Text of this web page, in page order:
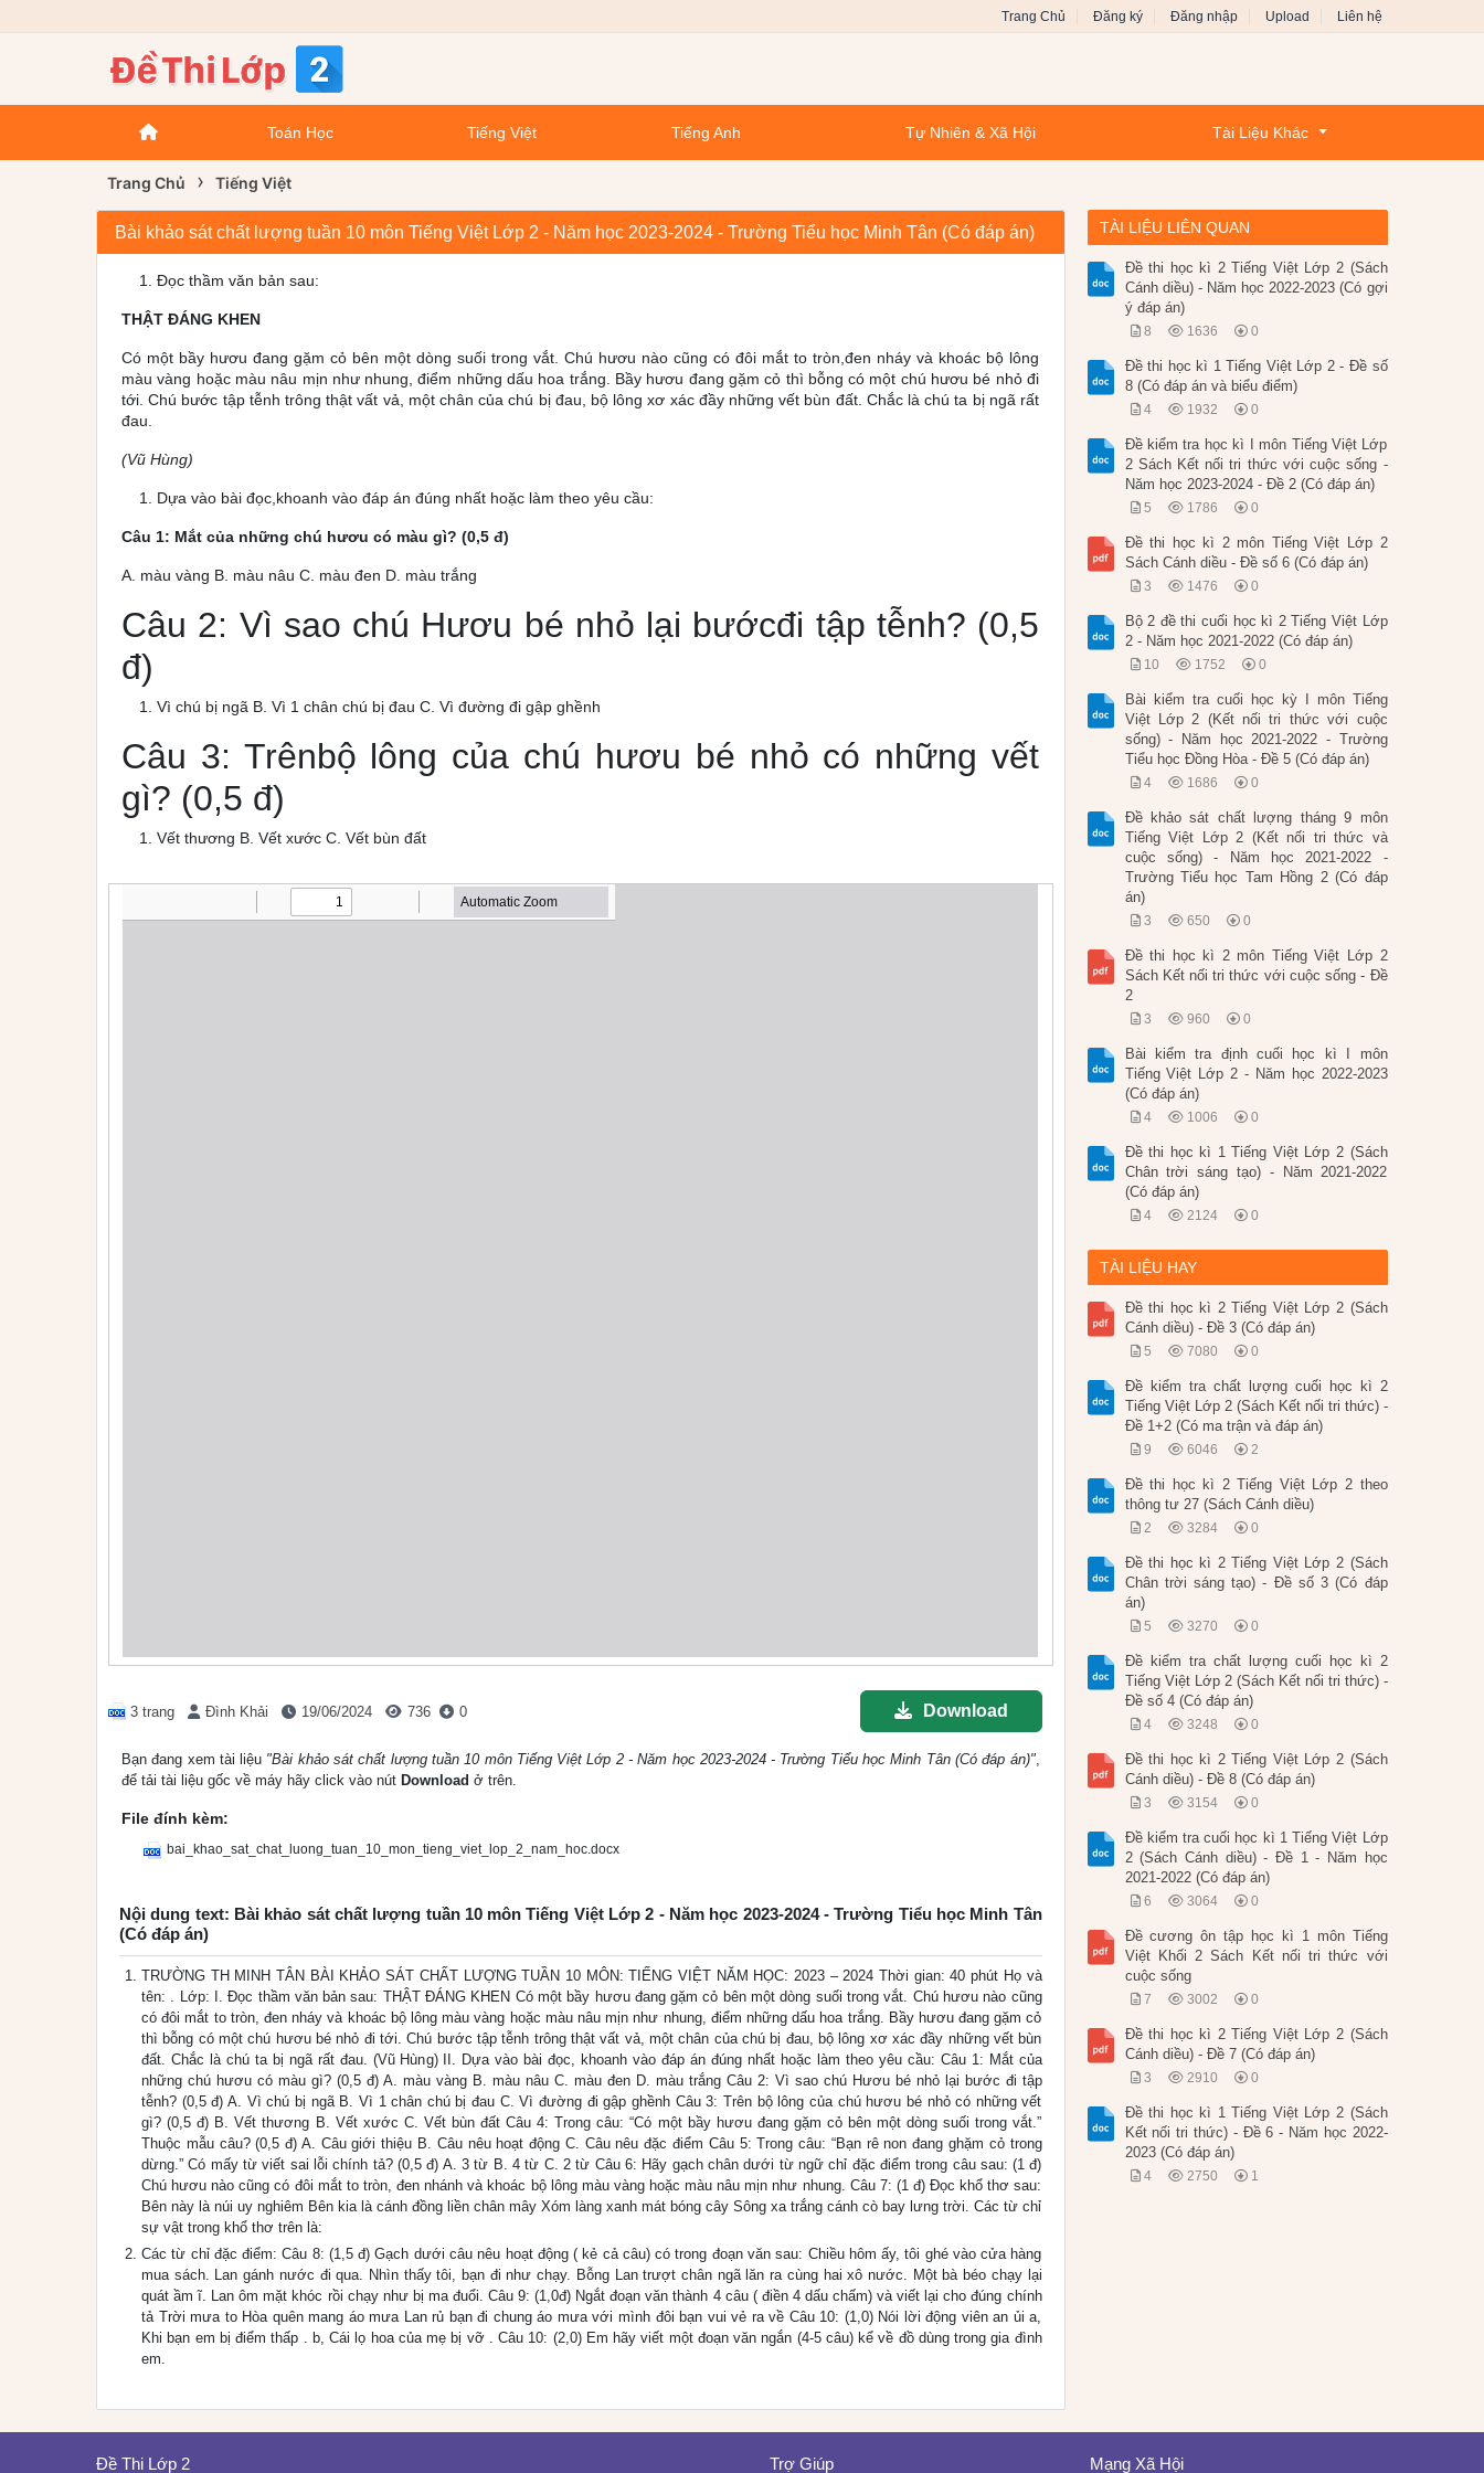
Trang Chủ Đăng ký Đăng nhập Upload Liên hệ
Toán Học Tiếng Việt Tiếng Anh Tự Nhiên & Xã Hội Tài Liệu Khác
Trang Chủ › Tiếng Việt
Bài khảo sát chất lượng tuần 10 môn Tiếng Việt Lớp 2 - Năm học 2023-2024 - Trường Tiểu học Minh Tân (Có đáp án)
Đọc thầm văn bản sau:
THẬT ĐÁNG KHEN
Có một bầy hươu đang gặm cỏ bên một dòng suối trong vắt. Chú hươu nào cũng có đôi mắt to tròn,đen nháy và khoác bộ lông
màu vàng hoặc màu nâu mịn như nhung, điểm những dấu hoa trắng. Bầy hươu đang gặm cỏ thì bỗng có một chú hươu bé nhỏ đi
tới. Chú bước tập tễnh trông thật vất vả, một chân của chú bị đau, bộ lông xơ xác đầy những vết bùn đất. Chắc là chú ta bị ngã rất
đau.
(Vũ Hùng)
Dựa vào bài đọc,khoanh vào đáp án đúng nhất hoặc làm theo yêu cầu:
Câu 1: Mắt của những chú hươu có màu gì? (0,5 đ)
A. màu vàng B. màu nâu C. màu đen D. màu trắng
Câu 2: Vì sao chú Hươu bé nhỏ lại bướcđi tập tễnh? (0,5
đ)
Vì chú bị ngã B. Vì 1 chân chú bị đau C. Vì đường đi gập ghềnh
Câu 3: Trênbộ lông của chú hươu bé nhỏ có những vết
gì? (0,5 đ)
Vết thương B. Vết xước C. Vết bùn đất
3 trang Đình Khải 19/06/2024 736 0 Download
Bạn đang xem tài liệu "Bài khảo sát chất lượng tuần 10 môn Tiếng Việt Lớp 2 - Năm học 2023-2024 - Trường Tiểu học Minh Tân (Có đáp án)",
để tải tài liệu gốc về máy hãy click vào nút Download ở trên.
File đính kèm:
bai_khao_sat_chat_luong_tuan_10_mon_tieng_viet_lop_2_nam_hoc.docx
Nội dung text: Bài khảo sát chất lượng tuần 10 môn Tiếng Việt Lớp 2 - Năm học 2023-2024 - Trường Tiểu học Minh Tân
(Có đáp án)
TRƯỜNG TH MINH TÂN BÀI KHẢO SÁT CHẤT LƯỢNG TUẦN 10 MÔN: TIẾNG VIỆT NĂM HỌC: 2023 – 2024 Thời gian: 40 phút Họ và
tên: . Lớp: I. Đọc thầm văn bản sau: THẬT ĐÁNG KHEN Có một bầy hươu đang gặm cỏ bên một dòng suối trong vắt. Chú hươu nào cũng
có đôi mắt to tròn, đen nháy và khoác bộ lông màu vàng hoặc màu nâu mịn như nhung, điểm những dấu hoa trắng. Bầy hươu đang gặm cỏ
thì bỗng có một chú hươu bé nhỏ đi tới. Chú bước tập tễnh trông thật vất vả, một chân của chú bị đau, bộ lông xơ xác đầy những vết bùn
đất. Chắc là chú ta bị ngã rất đau. (Vũ Hùng) II. Dựa vào bài đọc, khoanh vào đáp án đúng nhất hoặc làm theo yêu cầu: Câu 1: Mắt của
những chú hươu có màu gì? (0,5 đ) A. màu vàng B. màu nâu C. màu đen D. màu trắng Câu 2: Vì sao chú Hươu bé nhỏ lại bước đi tập
tễnh? (0,5 đ) A. Vì chú bị ngã B. Vì 1 chân chú bị đau C. Vì đường đi gập ghềnh Câu 3: Trên bộ lông của chú hươu bé nhỏ có những vết
gì? (0,5 đ) B. Vết thương B. Vết xước C. Vết bùn đất Câu 4: Trong câu: “Có một bầy hươu đang gặm cỏ bên một dòng suối trong vắt.”
Thuộc mẫu câu? (0,5 đ) A. Câu giới thiệu B. Câu nêu hoạt động C. Câu nêu đặc điểm Câu 5: Trong câu: “Bạn rê non đang ghặm cỏ trong
dừng.” Có mấy từ viết sai lỗi chính tả? (0,5 đ) A. 3 từ B. 4 từ C. 2 từ Câu 6: Hãy gạch chân dưới từ ngữ chỉ đặc điểm trong câu sau: (1 đ)
Chú hươu nào cũng có đôi mắt to tròn, đen nhánh và khoác bộ lông màu vàng hoặc màu nâu mịn như nhung. Câu 7: (1 đ) Đọc khổ thơ sau:
Bên này là núi uy nghiêm Bên kia là cánh đồng liền chân mây Xóm làng xanh mát bóng cây Sông xa trắng cánh cò bay lưng trời. Các từ chỉ
sự vật trong khổ thơ trên là:
Các từ chỉ đặc điểm: Câu 8: (1,5 đ) Gạch dưới câu nêu hoạt động ( kẻ cả câu) có trong đoạn văn sau: Chiều hôm ấy, tôi ghé vào cửa hàng
mua sách. Lan gánh nước đi qua. Nhìn thấy tôi, bạn đi như chạy. Bỗng Lan trượt chân ngã lăn ra cùng hai xô nước. Một bà béo chạy lại
quát ầm ĩ. Lan ôm mặt khóc rồi chạy như bị ma đuổi. Câu 9: (1,0đ) Ngắt đoạn văn thành 4 câu ( điền 4 dấu chấm) và viết lại cho đúng chính
tả Trời mưa to Hòa quên mang áo mưa Lan rủ bạn đi chung áo mưa với mình đôi bạn vui vẻ ra về Câu 10: (1,0) Nói lời động viên an ủi a,
Khi bạn em bị điểm thấp . b, Cái lọ hoa của mẹ bị vỡ . Câu 10: (2,0) Em hãy viết một đoạn văn ngắn (4-5 câu) kể về đồ dùng trong gia đình
em.
TÀI LIỆU LIÊN QUAN
Đề thi học kì 2 Tiếng Việt Lớp 2 (Sách
Cánh diều) - Năm học 2022-2023 (Có gợi
ý đáp án)
8 1636 0
Đề thi học kì 1 Tiếng Việt Lớp 2 - Đề số
8 (Có đáp án và biểu điểm)
4 1932 0
Đề kiểm tra học kì I môn Tiếng Việt Lớp
2 Sách Kết nối tri thức với cuộc sống -
Năm học 2023-2024 - Đề 2 (Có đáp án)
5 1786 0
Đề thi học kì 2 môn Tiếng Việt Lớp 2
Sách Cánh diều - Đề số 6 (Có đáp án)
3 1476 0
Bộ 2 đề thi cuối học kì 2 Tiếng Việt Lớp
2 - Năm học 2021-2022 (Có đáp án)
10 1752 0
Bài kiểm tra cuối học kỳ I môn Tiếng
Việt Lớp 2 (Kết nối tri thức với cuộc
sống) - Năm học 2021-2022 - Trường
Tiểu học Đồng Hòa - Đề 5 (Có đáp án)
4 1686 0
Đề khảo sát chất lượng tháng 9 môn
Tiếng Việt Lớp 2 (Kết nối tri thức và
cuộc sống) - Năm học 2021-2022 -
Trường Tiểu học Tam Hồng 2 (Có đáp
án)
3 650 0
Đề thi học kì 2 môn Tiếng Việt Lớp 2
Sách Kết nối tri thức với cuộc sống - Đề
2
3 960 0
Bài kiểm tra định cuối học kì I môn
Tiếng Việt Lớp 2 - Năm học 2022-2023
(Có đáp án)
4 1006 0
Đề thi học kì 1 Tiếng Việt Lớp 2 (Sách
Chân trời sáng tạo) - Năm 2021-2022
(Có đáp án)
4 2124 0
TÀI LIỆU HAY
Đề thi học kì 2 Tiếng Việt Lớp 2 (Sách
Cánh diều) - Đề 3 (Có đáp án)
5 7080 0
Đề kiểm tra chất lượng cuối học kì 2
Tiếng Việt Lớp 2 (Sách Kết nối tri thức) -
Đề 1+2 (Có ma trận và đáp án)
9 6046 2
Đề thi học kì 2 Tiếng Việt Lớp 2 theo
thông tư 27 (Sách Cánh diều)
2 3284 0
Đề thi học kì 2 Tiếng Việt Lớp 2 (Sách
Chân trời sáng tạo) - Đề số 3 (Có đáp
án)
5 3270 0
Đề kiểm tra chất lượng cuối học kì 2
Tiếng Việt Lớp 2 (Sách Kết nối tri thức) -
Đề số 4 (Có đáp án)
4 3248 0
Đề thi học kì 2 Tiếng Việt Lớp 2 (Sách
Cánh diều) - Đề 8 (Có đáp án)
3 3154 0
Đề kiểm tra cuối học kì 1 Tiếng Việt Lớp
2 (Sách Cánh diều) - Đề 1 - Năm học
2021-2022 (Có đáp án)
6 3064 0
Đề cương ôn tập học kì 1 môn Tiếng
Việt Khối 2 Sách Kết nối tri thức với
cuộc sống
7 3002 0
Đề thi học kì 2 Tiếng Việt Lớp 2 (Sách
Cánh diều) - Đề 7 (Có đáp án)
3 2910 0
Đề thi học kì 1 Tiếng Việt Lớp 2 (Sách
Kết nối tri thức) - Đề 6 - Năm học 2022-
2023 (Có đáp án)
4 2750 1
Đề Thi Lớp 2 Trợ Giúp Mạng Xã Hội